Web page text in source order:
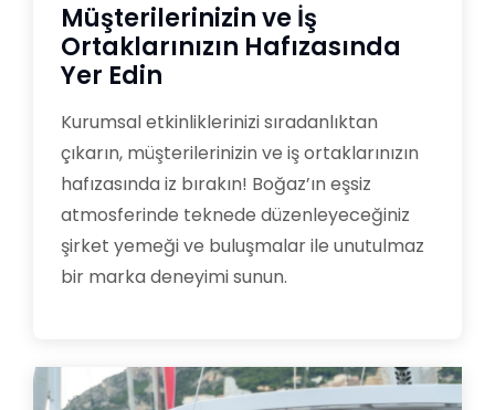
Müşterilerinizin ve İş
Ortaklarınızın Hafızasında
Yer Edin
Kurumsal etkinliklerinizi sıradanlıktan
çıkarın, müşterilerinizin ve iş ortaklarınızın
hafızasında iz bırakın! Boğaz’ın eşsiz
atmosferinde teknede düzenleyeceğiniz
şirket yemeği ve buluşmalar ile unutulmaz
bir marka deneyimi sunun.